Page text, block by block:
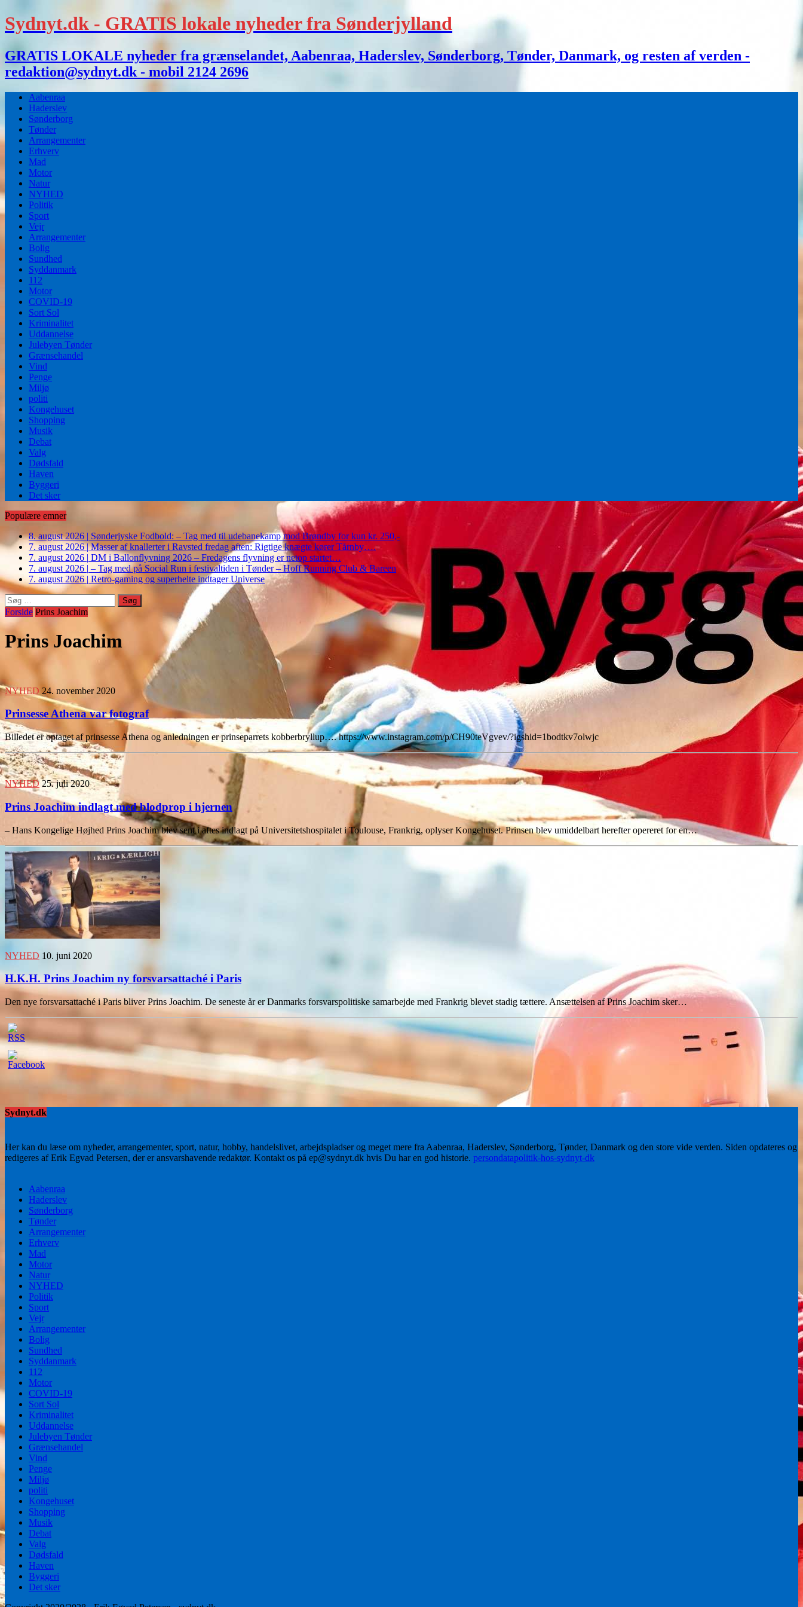
Sydnyt.dk - GRATIS lokale nyheder fra Sønderjylland
GRATIS LOKALE nyheder fra grænselandet, Aabenraa, Haderslev, Sønderborg, Tønder, Danmark, og resten af verden -
redaktion@sydnyt.dk - mobil 2124 2696
Aabenraa
Haderslev
Sønderborg
Tønder
Arrangementer
Erhverv
Mad
Motor
Natur
NYHED
Politik
Sport
Vejr
Arrangementer
Bolig
Sundhed
Syddanmark
112
Motor
COVID-19
Sort Sol
Kriminalitet
Uddannelse
Julebyen Tønder
Grænsehandel
Vind
Penge
Miljø
politi
Kongehuset
Shopping
Musik
Debat
Valg
Dødsfald
Haven
Byggeri
Det sker
Populære emner
8. august 2026 | Sønderjyske Fodbold: – Tag med til udebanekamp mod Brøndby for kun kr. 250,-
7. august 2026 | Masser af knallerter i Ravsted fredag aften: Rigtige knægte kører Tårnby….
7. august 2026 | DM i Ballonflyvning 2026 – Fredagens flyvning er netop startet…
7. august 2026 | – Tag med på Social Run i festivaltiden i Tønder – Hoff Running Club & Bareen
7. august 2026 | Retro-gaming og superhelte indtager Universe
Søg
efter:
Forside Prins Joachim
Prins Joachim
NYHED 24. november 2020
Prinsesse Athena var fotograf
Billedet er optaget af prinsesse Athena og anledningen er prinseparrets kobberbryllup…. https://www.instagram.com/p/CH90teVgvev/?igshid=1bodtkv7olwjc
NYHED 25. juli 2020
Prins Joachim indlagt med blodprop i hjernen
– Hans Kongelige Højhed Prins Joachim blev sent i aftes indlagt på Universitetshospitalet i Toulouse, Frankrig, oplyser Kongehuset. Prinsen blev umiddelbart herefter opereret for en…
NYHED 10. juni 2020
H.K.H. Prins Joachim ny forsvarsattaché i Paris
Den nye forsvarsattaché i Paris bliver Prins Joachim. De seneste år er Danmarks forsvarspolitiske samarbejde med Frankrig blevet stadig tættere. Ansættelsen af Prins Joachim sker…
Sydnyt.dk
Her kan du læse om nyheder, arrangementer, sport, natur, hobby, handelslivet, arbejdspladser og meget mere fra Aabenraa, Haderslev, Sønderborg, Tønder, Danmark og den store vide verden. Siden opdateres og
redigeres af Erik Egvad Petersen, der er ansvarshavende redaktør. Kontakt os på ep@sydnyt.dk hvis Du har en god historie. persondatapolitik-hos-sydnyt-dk
Aabenraa
Haderslev
Sønderborg
Tønder
Arrangementer
Erhverv
Mad
Motor
Natur
NYHED
Politik
Sport
Vejr
Arrangementer
Bolig
Sundhed
Syddanmark
112
Motor
COVID-19
Sort Sol
Kriminalitet
Uddannelse
Julebyen Tønder
Grænsehandel
Vind
Penge
Miljø
politi
Kongehuset
Shopping
Musik
Debat
Valg
Dødsfald
Haven
Byggeri
Det sker